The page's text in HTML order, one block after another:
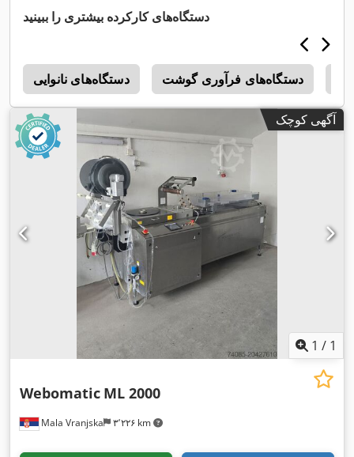
دستگاه‌های کارکرده بیشتری را ببینید
دستگاه‌های نانوایی دستگاه‌های فرآوری گوشت
آگهی کوچک
1 / 1
Mala Vranjska ۳٬۲۲۶ km
Webomatic ML 2000